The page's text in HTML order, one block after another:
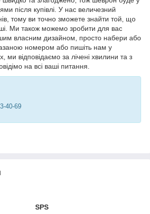
після купівлі. У нас величезний
тому ви точно зможете знайти той, що
Ми також можемо зробити для вас
власним дизайном, просто набери або
номером або пишіть нам у
ми відповідаємо за лічені хвилини та з
на всі ваші питання.
40-69
SPS